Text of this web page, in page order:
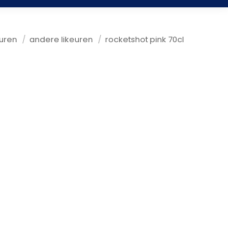
andere likeuren rocketshot pink 70cl